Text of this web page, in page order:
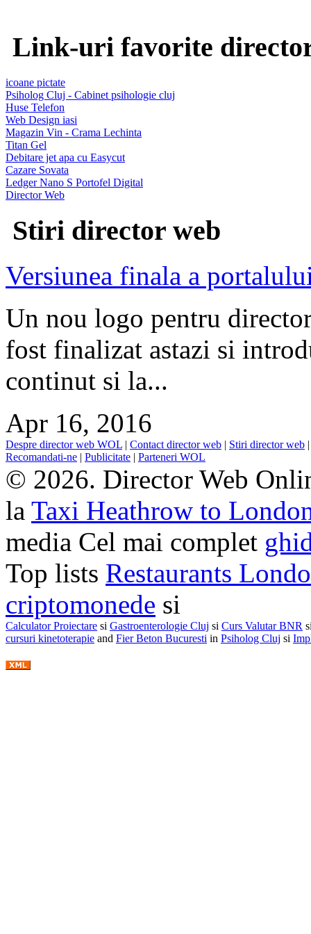
Link-uri favorite
icoane pictate
Psiholog Cluj - Cabinet psihologie cluj
Huse Telefon
Web Design iasi
Magazin Vin - Crama Lechinta
Titan Gel
Debitare jet apa cu Easycut
Cazare Sovata
Ledger Nano S Portofel Digital
Director Web
Stiri director web
Versiunea finala a
Un nou logo pentru
fost finalizat astazi si
continut si la...
Apr 16, 2016
Despre director web WOL | Contact director web | Stiri director web
Recomandati-ne | Publicitate | Parteneri WOL
© 2026. Director Web
la Taxi Heathrow to
media Cel mai complet
Top lists Restaurants
criptomonede si
Calculator Proiectare si Gastroenterologie Cluj si Curs Valutar BNR
cursuri kinetoterapie and Fier Beton Bucuresti in Psiholog Cluj si